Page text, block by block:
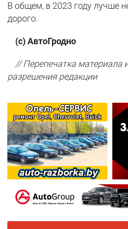
В общем, в 2023 году лучше
дорого.
(с) АвтоГродно
// Перепечатка материала
разрешения редакции